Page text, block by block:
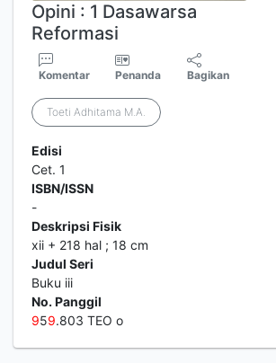
Opini : 1 Dasawarsa
Reformasi
Komentar Penanda Bagikan
Toeti Adhitama M.A.
Edisi
Cet. 1
ISBN/ISSN
-
Deskripsi Fisik
xii + 218 hal ; 18 cm
Judul Seri
Buku iii
No. Panggil
959.803 TEO o